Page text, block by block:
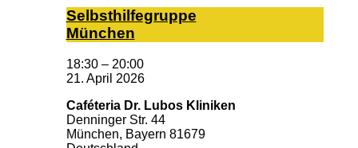
Selbst­hil­fe­grup­pe
Mün­chen
18:30 – 20:00
21. April 2026
Caféteria Dr. Lubos Kliniken
Denninger Str. 44
München, Bayern 81679